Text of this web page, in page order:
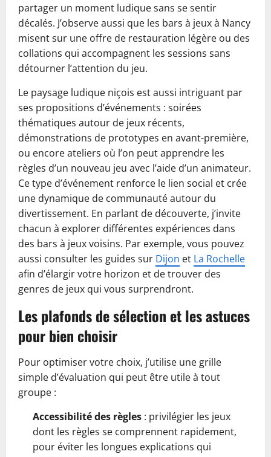
partager un moment ludique sans se sentir
décalés. J’observe aussi que les bars à jeux à Nancy
misent sur une offre de restauration légère ou des
collations qui accompagnent les sessions sans
détourner l’attention du jeu.
Le paysage ludique niçois est aussi intriguant par
ses propositions d’événements : soirées
thématiques autour de jeux récents,
démonstrations de prototypes en avant-première,
ou encore ateliers où l’on peut apprendre les
règles d’un nouveau jeu avec l’aide d’un animateur.
Ce type d’événement renforce le lien social et crée
une dynamique de communauté autour du
divertissement. En parlant de découverte, j’invite
chacun à explorer différentes expériences dans
des bars à jeux voisins. Par exemple, vous pouvez
aussi consulter les guides sur Dijon et La Rochelle
afin d’élargir votre horizon et de trouver des
genres de jeux qui vous surprendront.
Les plafonds de sélection et les astuces
pour bien choisir
Pour optimiser votre choix, j’utilise une grille
simple d’évaluation qui peut être utile à tout
groupe :
Accessibilité des règles : privilégier les jeux
dont les règles se comprennent rapidement,
pour éviter les longues explications qui